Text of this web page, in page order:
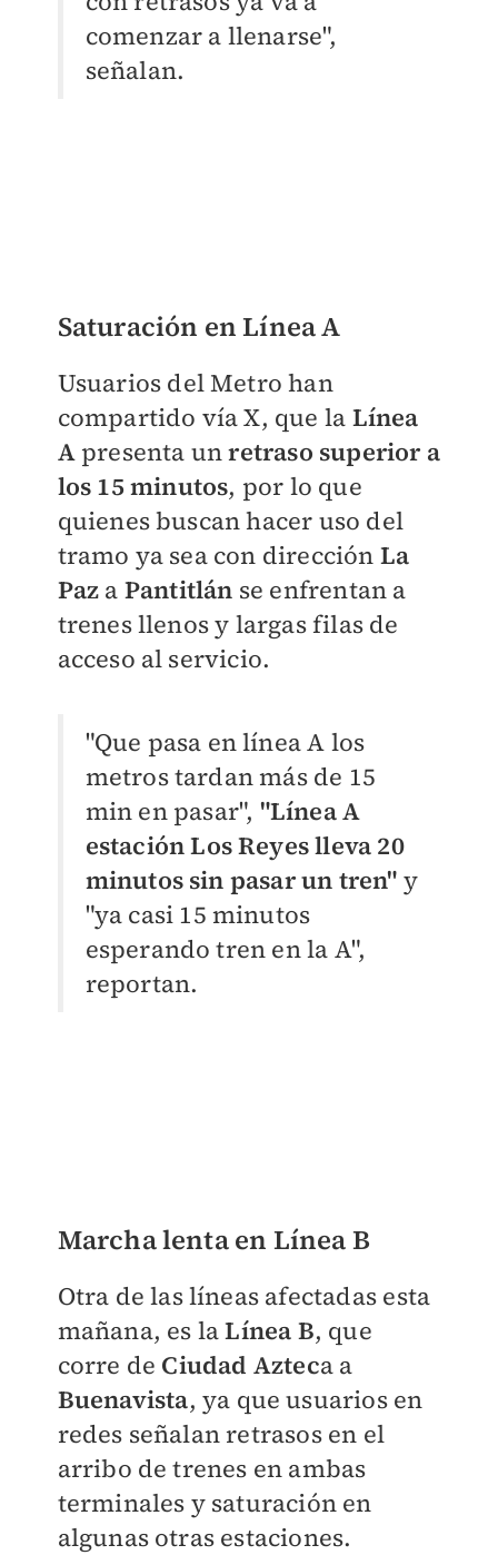
comenzar a llenarse",
señalan.
Saturación en Línea A
Usuarios del Metro han
compartido vía X, que la Línea
A presenta unretraso superior a
los 15 minutos, por lo que
quienes buscan hacer uso del
tramo ya sea con dirección La
Paz a Pantitlán se enfrentan a
trenes llenos y largas filas de
acceso al servicio.
"Que pasa en línea A los
metros tardan más de 15
min en pasar", "Línea A
estación Los Reyes lleva 20
minutos sin pasar un tren" y
"ya casi 15 minutos
esperando tren en la A",
reportan.
Marcha lenta en Línea B
Otra de las líneas afectadas esta
mañana, es laLínea B, que
corre de Ciudad Azteca a
Buenavista, ya que usuarios en
redes señalan retrasos en el
arribo de trenes en ambas
terminales y saturación en
algunas otras estaciones.